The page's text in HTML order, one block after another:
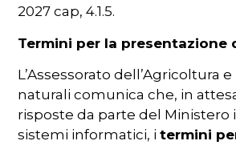
2027 cap, 4.1.5.
Termini per la presentazione
L’Assessorato dell’Agricoltura e
naturali comunica che, in
risposte da parte del Ministero
sistemi informatici, itermini